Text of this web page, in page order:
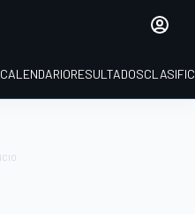
CALENDARIORESULTADOS